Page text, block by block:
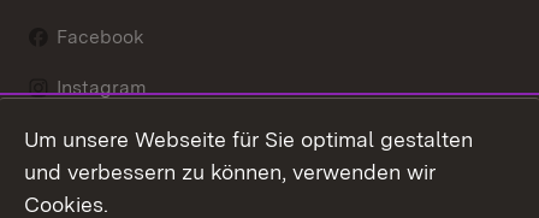
Facebook
Instagram
LinkedIn
Um unsere Webseite für Sie optimal gestalten
und verbessern zu können, verwenden wir
Cookies.